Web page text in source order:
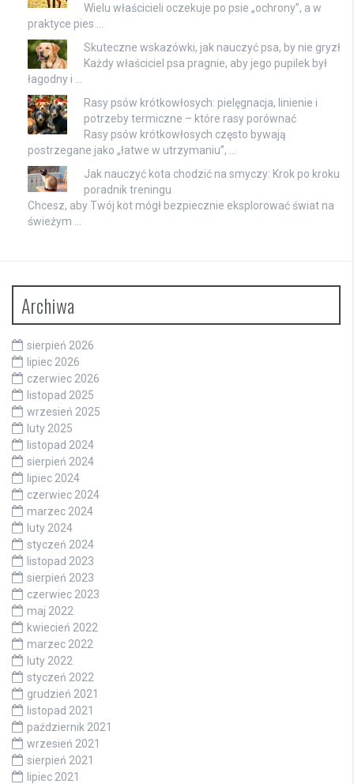
Wielu właścicieli oczekuje po psie „ochrony”, a w
praktyce pies …
Skuteczne wskazówki, jak nauczyć psa, by nie gryzł
Każdy właściciel psa pragnie, aby jego pupilek był
łagodny i …
Rasy psów krótkowłosych: pielęgnacja, linienie i
potrzeby termiczne – które rasy porównać
Rasy psów krótkowłosych często bywają
postrzegane jako „łatwe w utrzymaniu”, …
Jak nauczyć kota chodzić na smyczy: Krok po kroku
poradnik treningu
Chcesz, aby Twój kot mógł bezpiecznie eksplorować świat na
świeżym …
Archiwa
sierpień 2026
lipiec 2026
czerwiec 2026
listopad 2025
wrzesień 2025
luty 2025
listopad 2024
sierpień 2024
lipiec 2024
czerwiec 2024
marzec 2024
luty 2024
styczeń 2024
listopad 2023
sierpień 2023
czerwiec 2023
maj 2022
kwiecień 2022
marzec 2022
luty 2022
styczeń 2022
grudzień 2021
listopad 2021
październik 2021
wrzesień 2021
sierpień 2021
lipiec 2021